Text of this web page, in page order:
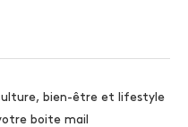
bien-être et lifestyle
boite mail